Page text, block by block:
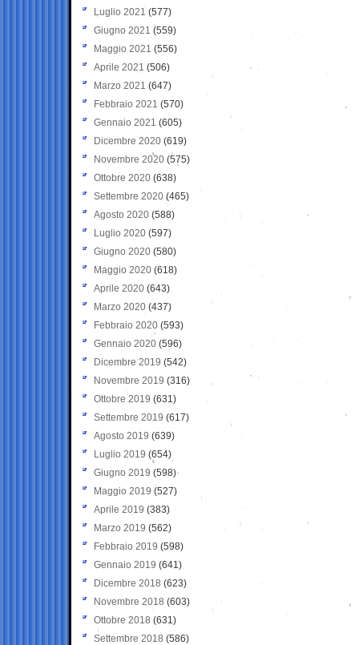
Luglio 2021 (577)
Giugno 2021(559)
Maggio 2021 (556)
Aprile 2021 (506)
Marzo 2021 (647)
Febbraio 2021 (570)
Gennaio 2021 (605)
Dicembre 2020 (619)
Novembre 2020 (575)
Ottobre 2020 (638)
Settembre 2020(465)
Agosto 2020 (588)
Luglio 2020 (597)
Giugno 2020 (580)
Maggio 2020 (618)
Aprile 2020 (643)
Marzo 2020 (437)
Febbraio 2020 (593)
Gennaio 2020 (596)
Dicembre 2019 (542)
Novembre 2019 (316)
Ottobre 2019 (631)
Settembre 2019 (617)
Agosto 2019 (639)
Luglio 2019 (654)
Giugno 2019 (598)
Maggio 2019 (527)
Aprile 2019 (383)
Marzo 2019 (562)
Febbraio 2019 (598)
Gennaio 2019 (641)
Dicembre 2018 (623)
Novembre 2018 (603)
Ottobre 2018 (631)
Settembre 2018 (586)